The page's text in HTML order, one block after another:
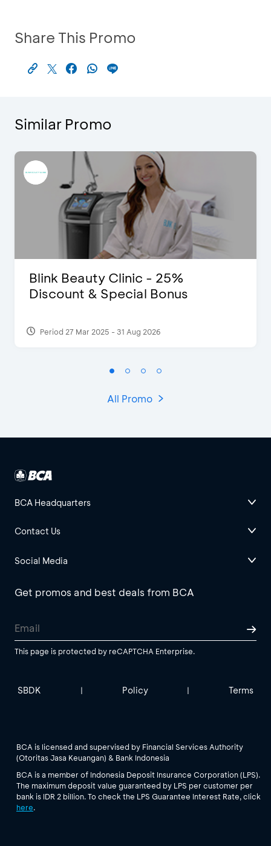
Share This Promo
Similar Promo
Blink Beauty Clinic - 25%
Discount & Special Bonus
Period 27 Mar 2025 - 31 Aug 2026
All Promo
BCA Headquarters
Contact Us
Social Media
Get promos and best deals from BCA
This page is protected by reCAPTCHA Enterprise.
SBDK | Policy | Terms
BCA is licensed and supervised by Financial Services Authority
(Otoritas Jasa Keuangan) & Bank Indonesia
BCA is a member of Indonesia Deposit Insurance Corporation (LPS).
The maximum deposit value guaranteed by LPS per customer per
bank is IDR 2 billion. To check the LPS Guarantee Interest Rate, click
here.